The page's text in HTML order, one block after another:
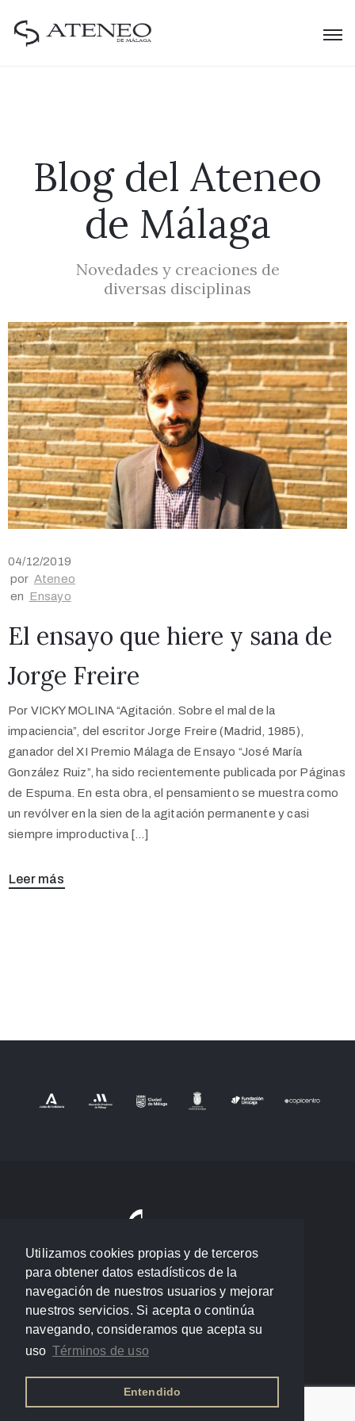
Utilizamos cookies propias y de terceros
para obtener datos estadísticos de la
navegación de nuestros usuarios y mejorar
nuestros servicios. Si acepta o continúa
navegando, consideramos que acepta su
uso Términos de uso
Entendido
Blog del Ateneo
de Málaga
Novedades y creaciones de
diversas disciplinas
04/12/2019
por Ateneo
en Ensayo
El ensayo que hiere y sana de
Jorge Freire
Por VICKY MOLINA “Agitación. Sobre el mal de la
impaciencia”, del escritor Jorge Freire (Madrid, 1985),
ganador del XI Premio Málaga de Ensayo “José María
González Ruiz”, ha sido recientemente publicada por Páginas
de Espuma. En esta obra, el pensamiento se muestra como
un revólver en la sien de la agitación permanente y casi
siempre improductiva […]
Leer más
Política de privacidad